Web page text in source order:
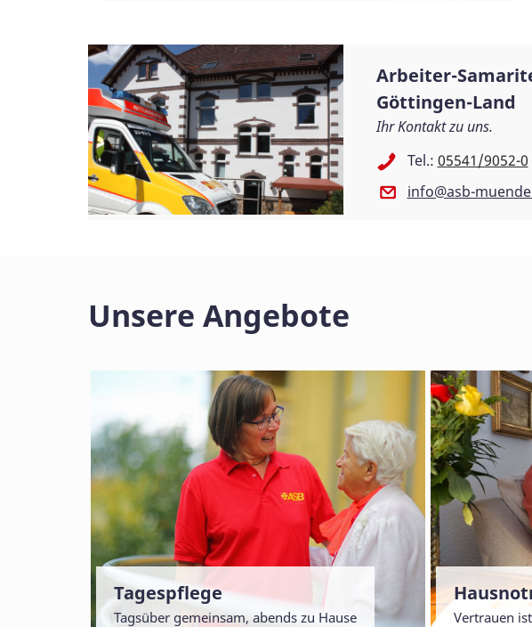
Arbeiter-
Göttingen-Land
Ihr Kontakt zu uns.
Tel.: 05541/9052-0
info@asb-
Unsere Angebote
Tagespflege
Tagsüber gemeinsam, abends zu Hause Vertrauen